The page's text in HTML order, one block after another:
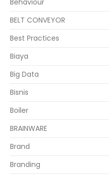
Behaviour
BELT CONVEYOR
Best Practices
Biaya
Big Data
Bisnis
Boiler
BRAINWARE
Brand
Branding